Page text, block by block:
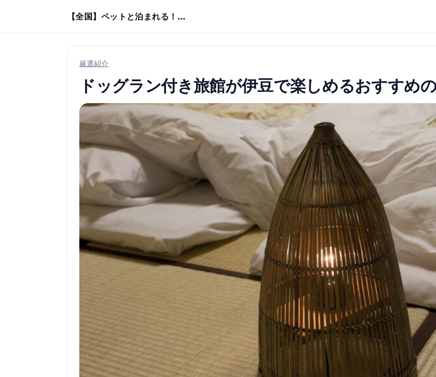
【全国】ペットと泊まれる！ホテル・旅館・ヴィラ
厳選紹介
ドッグラン付き旅館が伊豆で楽しめるおすすめ